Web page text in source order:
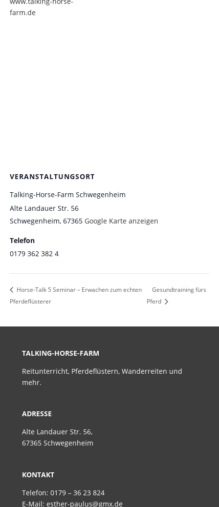
farm.de
VERANSTALTUNGSORT
Talking-Horse-Farm Schwegenheim
Alte Landauer Str. 56
Schwegenheim, 67365 Google Karte anzeigen
Telefon
0179 362 382 4
Horse-Talk 5 Seminar – Erwachen zum echten
Pferdeflüsterer
Gesundtraining fürs
Pferd
TALKING-HORSE-FARM
Reitunterricht, Pferdeflüstern, Wanderreiten und
mehr.
ADRESSE
Alte Landauer Str. 56,
67365 Schwegenheim
KONTAKT
Telefon: 0179 – 36 23 824
E-Mail: esther-paulus@gmx.de